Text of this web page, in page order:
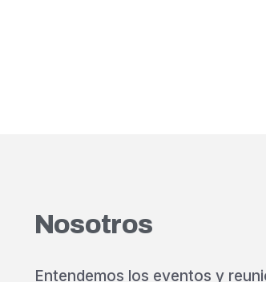
Nosotros
Entendemos los eventos y